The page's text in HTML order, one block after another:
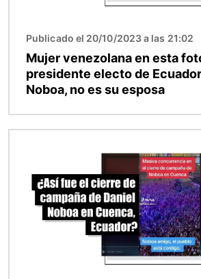
Publicado el 20/10/2023 a las 21:02
Mujer venezolana en esta
presidente electo de
Noboa, no es su esposa